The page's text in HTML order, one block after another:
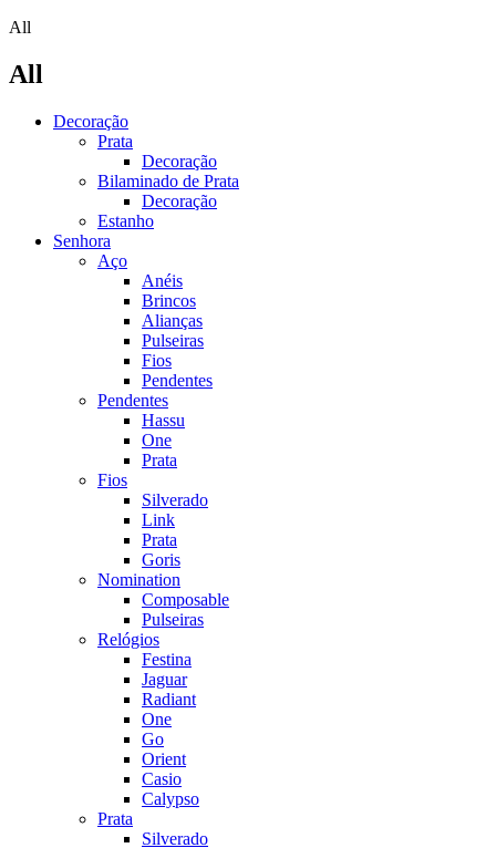
All
All
Decoração
Prata
Decoração
Bilaminado de Prata
Decoração
Estanho
Senhora
Aço
Anéis
Brincos
Alianças
Pulseiras
Fios
Pendentes
Pendentes
Hassu
One
Prata
Fios
Silverado
Link
Prata
Goris
Nomination
Composable
Pulseiras
Relógios
Festina
Jaguar
Radiant
One
Go
Orient
Casio
Calypso
Prata
Silverado